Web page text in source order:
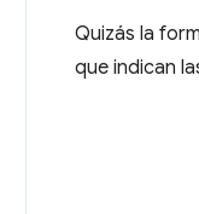
Quizás la
que indican